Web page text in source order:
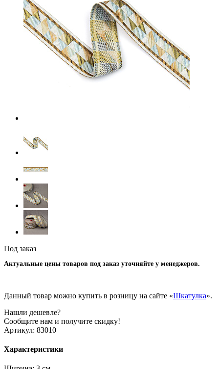
Под заказ
Актуальные цены товаров под заказ уточняйте у менеджеров.
Данный товар можно купить в розницу на сайте «Шкатулка».
Нашли дешевле?
Сообщите нам и получите скидку!
Артикул: 83010
Характеристики